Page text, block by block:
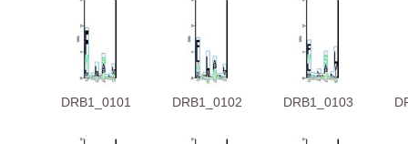
DRB1_0101 DRB1_0102 DRB1_0103